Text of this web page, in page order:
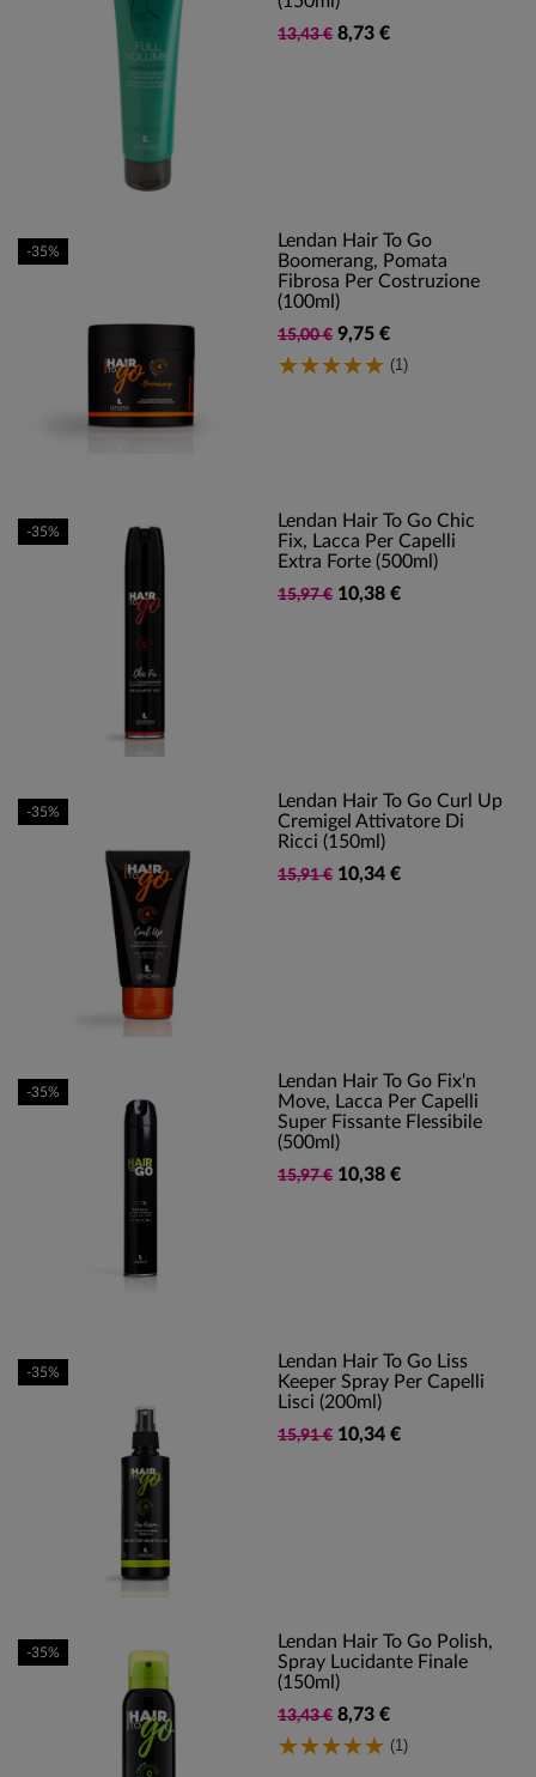
13,43 € 8,73 €
Lendan Hair To Go
Boomerang, Pomata
Fibrosa Per Costruzione
(100ml)
15,00 € 9,75 €
(1)
-35%
Lendan Hair To Go Chic
Fix, Lacca Per Capelli
Extra Forte (500ml)
15,97 € 10,38 €
-35%
Lendan Hair To Go Curl Up
Cremigel Attivatore Di
Ricci (150ml)
15,91 € 10,34 €
-35%
Lendan Hair To Go Fix'n
Move, Lacca Per Capelli
Super Fissante Flessibile
(500ml)
15,97 € 10,38 €
-35%
Lendan Hair To Go Liss
Keeper Spray Per Capelli
Lisci (200ml)
15,91 € 10,34 €
-35%
Lendan Hair To Go Polish,
Spray Lucidante Finale
(150ml)
13,43 € 8,73 €
(1)
-35%